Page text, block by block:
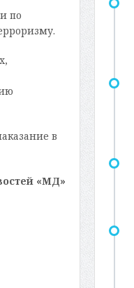
по
в
«МД»